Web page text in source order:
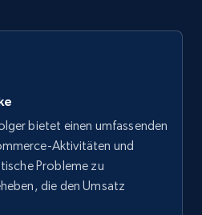
bietet einen umfassenden
Aktivitäten und
Probleme zu
die den Umsatz